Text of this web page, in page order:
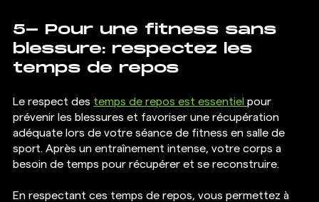
5- Pour une fitness sans
blessure: respectez les
temps de repos
Le respect des temps de repos est essentiel pour
prévenir les blessures et favoriser une récupération
adéquate lors de votre séance de fitness en salle de
sport. Après un entraînement intense, votre corps a
besoin de temps pour récupérer et se reconstruire.
En respectant ces temps de repos, vous permettez à